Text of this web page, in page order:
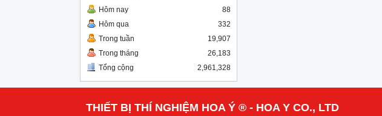
Hôm nay
88
Hôm qua
332
Trong tuần
19,907
Trong tháng
26,183
Tổng cộng
2,961,328
THIẾT BỊ THÍ NGHIỆM HOA Ý ® - HOA Y CO., LTD